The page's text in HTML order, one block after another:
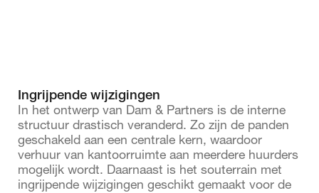
Ingrijpende wijzigingen
In het ontwerp van Dam & Partners is de interne
structuur drastisch veranderd. Zo zijn de panden
geschakeld aan een centrale kern, waardoor
verhuur van kantoorruimte aan meerdere huurders
mogelijk wordt. Daarnaast is het souterrain met
ingrijpende wijzigingen geschikt gemaakt voor de